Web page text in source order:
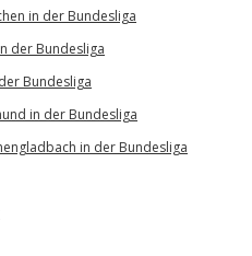
in der Bundesliga
der Bundesliga
Bundesliga
in der Bundesliga
in der Bundesliga